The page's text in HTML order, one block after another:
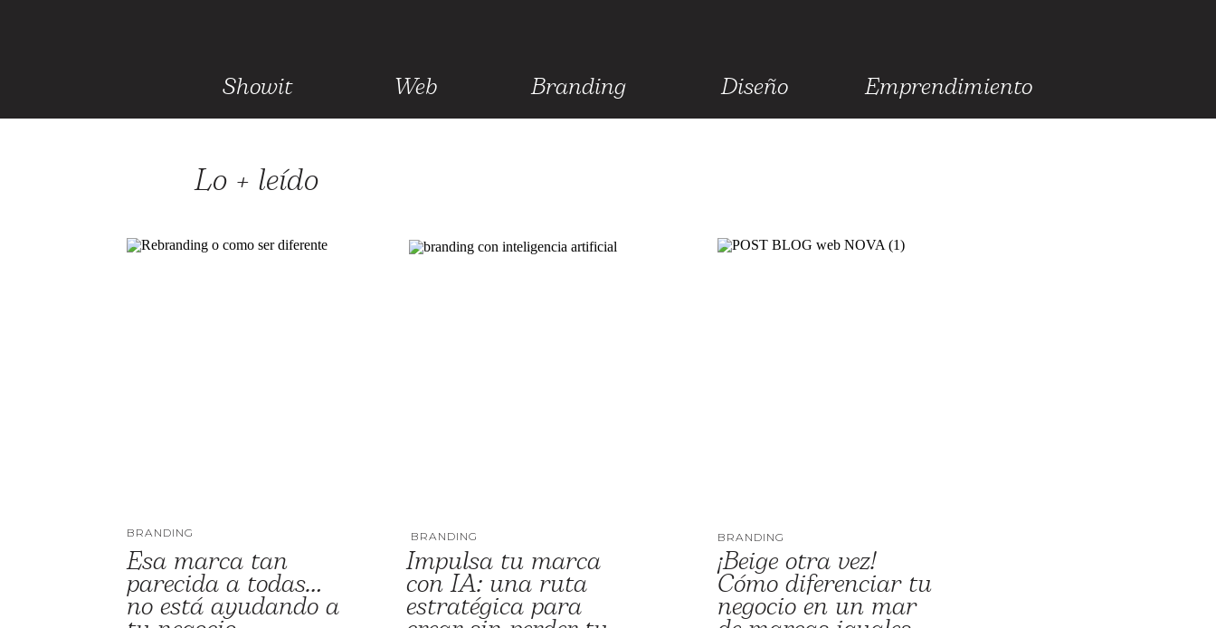
Diseño Emprendimiento
Branding
Web
Showit
Lo + leído
BRANDING
Esa marca tan
parecida a todas…
no está ayudando a
BRANDING
Impulsa tu marca
con IA: una ruta
estratégica para
¡Beige otra vez!
Cómo diferenciar tu
negocio en un mar
BRANDING